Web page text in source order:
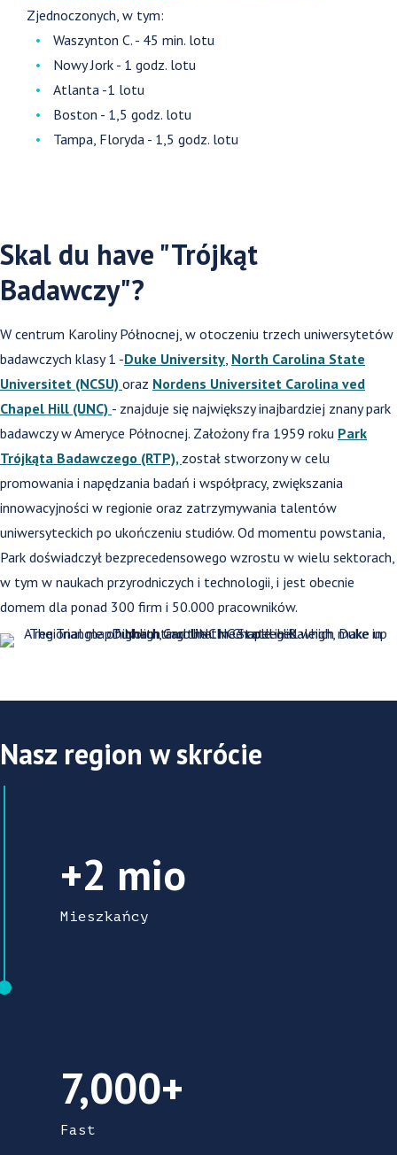
Zjednoczonych, w tym:
Waszynton C. - 45 min. lotu
Nowy Jork - 1 godz. lotu
Atlanta -1 lotu
Boston - 1,5 godz. lotu
Tampa, Floryda - 1,5 godz. lotu
Skal du have "Trójkąt
Badawczy"?
W centrum Karoliny Północnej, w otoczeniu trzech uniwersytetów
badawczych klasy 1 -Duke University North Carolina State
Universitet (NCSU) oraz Nordens Universitet Carolina ved
Chapel Hill (UNC) - znajduje się największy inajbardziej znany park
badawczy w Ameryce Północnej. Założony fra 1959 roku Park
Trójkąta Badawczego (RTP), został stworzony w celu
promowania i napędzania badań i współpracy, zwiększania
innowacyjności w regionie oraz zatrzymywania talentów
uniwersyteckich po ukończeniu studiów. Od momentu powstania,
Park doświadczył bezprecedensowego wzrostu w wielu sektorach,
w tym w naukach przyrodniczych i technologii, i jest obecnie
domem dla ponad 300 firm i 50.000 pracowników.
Nasz region w skrócie
+2 mio
Mieszkańcy
2.000.000 Mieszkańcy
7,000+
Fast
7.000+ Firma